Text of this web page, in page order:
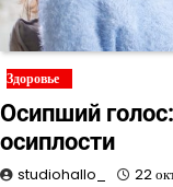
Здоровье
Осипший
осиплости
studiohallo_ 22